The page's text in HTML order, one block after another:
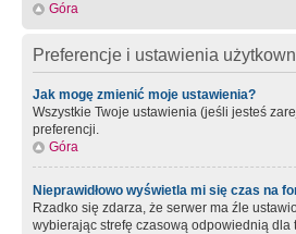
Góra
Preferencje i ustawienia
Jak mogę zmienić moje ustawienia?
Wszystkie Twoje ustawienia (jeśli jesteś
preferencji.
Góra
Nieprawidłowo wyświetla mi się czas na
Rzadko się zdarza, że serwer ma źle
wybierając strefę czasową odpowiednią dla